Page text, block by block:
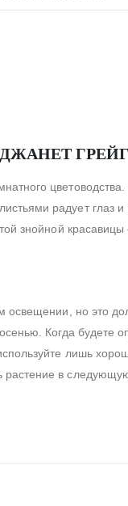
ГРЕЙГ
радует глаз
знойной
освещении, но это
Когда будете
лишь
в